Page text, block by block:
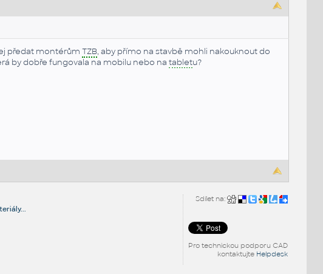
předat montérům TZB, aby přímo na stavbě mohli nakouknout do
by dobře fungovala na mobilu nebo na tabletu?
Sdílet na:
Pro technickou podporu CAD
kontaktujte Helpdesk